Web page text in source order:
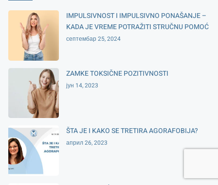
IMPULSIVNOST I IMPULSIVNO PONAŠANJE –
KADA JE VREME POTRAŽITI STRUČNU POMOĆ
септембар 25, 2024
ZAMKE TOKSIČNE POZITIVNOSTI
јун 14, 2023
ŠTA JE I KAKO SE TRETIRA AGORAFOBIJA?
април 26, 2023